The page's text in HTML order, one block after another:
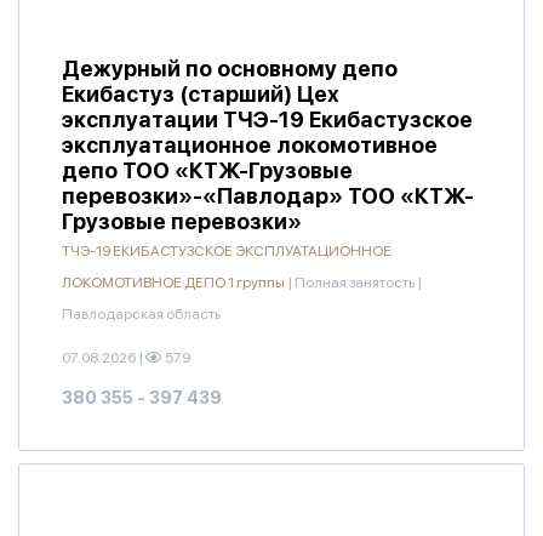
Дежурный по основному депо
Екибастуз (старший) Цех
эксплуатации ТЧЭ-19 Екибастузское
эксплуатационное локомотивное
депо ТОО «КТЖ-Грузовые
перевозки»-«Павлодар» ТОО «КТЖ-
Грузовые перевозки»
ТЧЭ-19 ЕКИБАСТУЗСКОЕ ЭКСПЛУАТАЦИОННОЕ
ЛОКОМОТИВНОЕ ДЕПО 1 группы | Полная занятость |
Павлодарская область
07.08.2026 | 579
380 355 - 397 439